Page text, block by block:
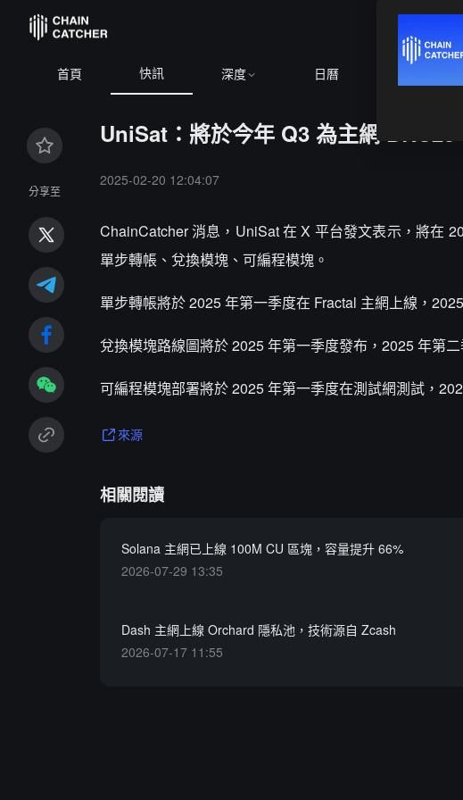
首頁 快訊 深度 日曆
分享至
UniSat：將於今年 Q3 為主網
2025-02-20 12:04:07
ChainCatcher 消息，UniSat 在 X 平台發文表示，將在
單步轉帳、兌換模塊、可編程模塊。
單步轉帳將於 2025 年第一季度在 Fractal 主網上線，
兌換模塊路線圖將於 2025 年第一季度發布，2025 年第
可編程模塊部署將於 2025 年第一季度在測試網測試，
來源
相關閱讀
Solana 主網已上線 100M CU 區塊，容量提升 66%
2026-07-29 13:35
Dash 主網上線 Orchard 隱私池，技術源自 Zcash
2026-07-17 11:55